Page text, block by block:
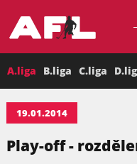
A.liga B.liga C.liga
19.01.2014
Play-off -